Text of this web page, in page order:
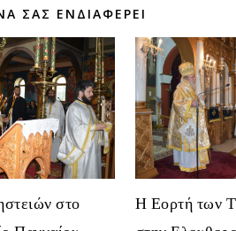
ΣΑΣ ΕΝΔΙΑΦΈΡΕΙ
στο
Η Εορτή των